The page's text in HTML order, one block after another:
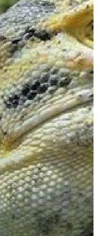
y preservación
secos. Cuenta con
de 30 mil